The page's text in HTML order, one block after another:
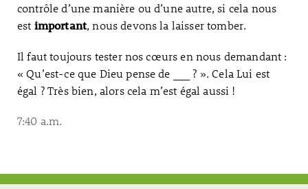
contrôle d’une manière ou d’une autre, si cela nous
est important, nous devons la laisser tomber.
Il faut toujours tester nos cœurs en nous demandant :
« Qu’est-ce que Dieu pense de ___ ? ». Cela Lui est
égal ? Très bien, alors cela m’est égal aussi !
7:40 a.m.